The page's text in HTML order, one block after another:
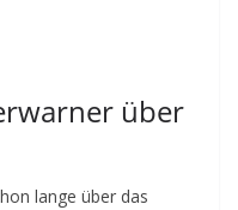
über
lange über das